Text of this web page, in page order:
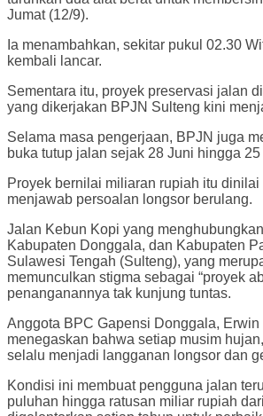
Jumat (12/9).
Ia menambahkan, sekitar pukul 02.30
kembali lancar.
Sementara itu, proyek preservasi jalan
yang dikerjakan BPJN Sulteng kini
Selama masa pengerjaan, BPJN juga
buka tutup jalan sejak 28 Juni hingga
Proyek bernilai miliaran rupiah itu dinilai
menjawab persoalan longsor berulang.
Jalan Kebun Kopi yang
Kabupaten Donggala, dan Kabupaten
Sulawesi Tengah (Sulteng), yang
memunculkan stigma sebagai “proyek
penanganannya tak kunjung tuntas.
Anggota BPC Gapensi Donggala, Erwin
menegaskan bahwa setiap musim
selalu menjadi langganan longsor dan
Kondisi ini membuat pengguna jalan
puluhan hingga ratusan miliar rupiah